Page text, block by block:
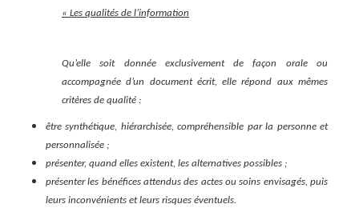
« Les qualités de l’information
Qu’elle soit donnée exclusivement de façon orale ou
accompagnée d’un document écrit, elle répond aux mêmes
critères de qualité :
être synthétique, hiérarchisée, compréhensible par la personne et
personnalisée ;
présenter, quand elles existent, les alternatives possibles ;
présenter les bénéfices attendus des actes ou soins envisagés, puis
leurs inconvénients et leurs risques éventuels.